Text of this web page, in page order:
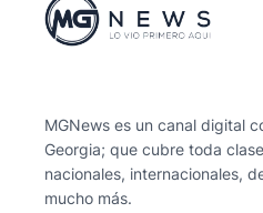
MGNews es un canal digital
Georgia; que cubre toda
nacionales, internacionales,
mucho más.